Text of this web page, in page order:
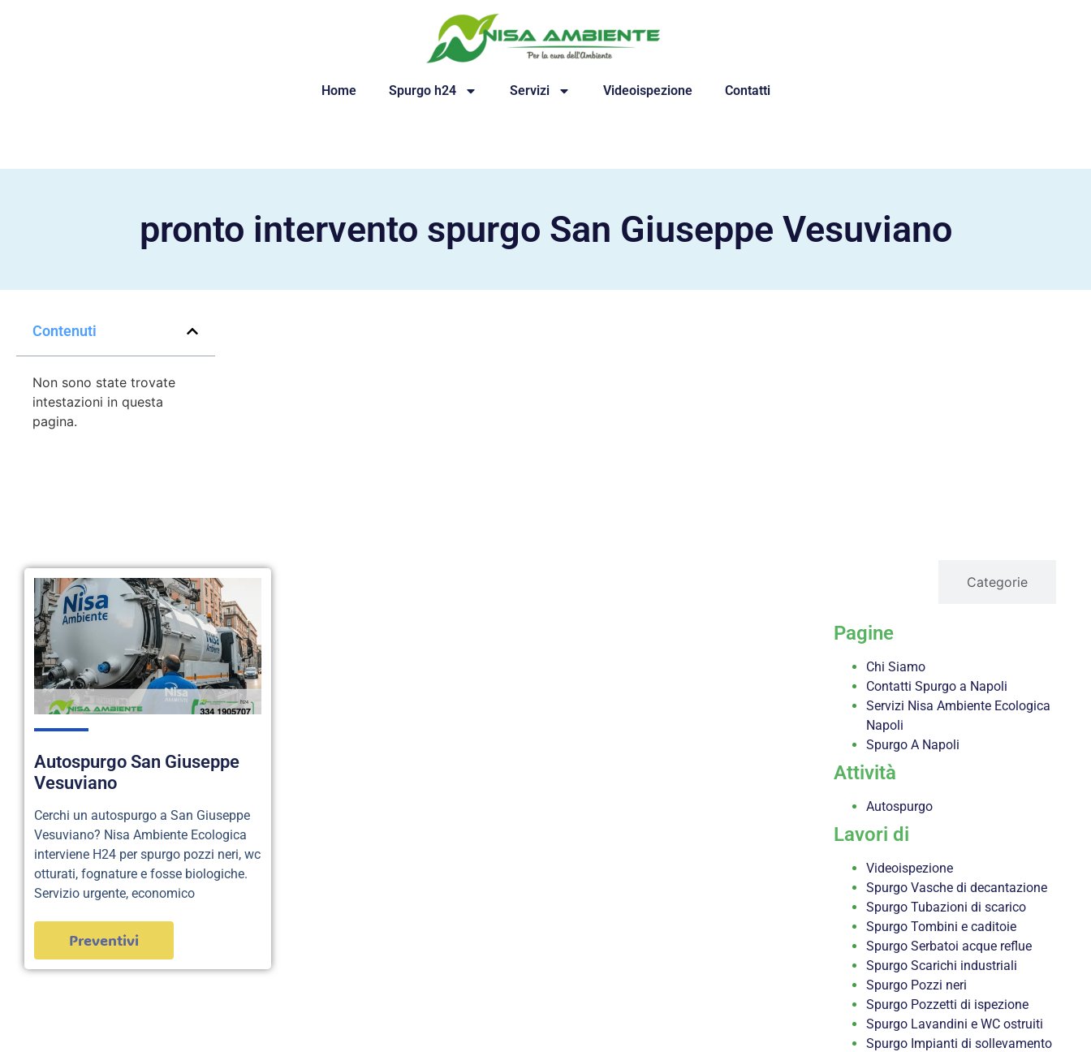
Home Spurgo h24 Servizi Videoispezione Contatti
pronto intervento spurgo San Giuseppe Vesuviano
Contenuti
Non sono state trovate
intestazioni in questa
pagina.
Autospurgo San Giuseppe
Vesuviano
Cerchi un autospurgo a San Giuseppe
Vesuviano? Nisa Ambiente Ecologica
interviene H24 per spurgo pozzi neri, wc
otturati, fognature e fosse biologiche.
Servizio urgente, economico
Preventivi
Categorie
Pagine
Chi Siamo
Contatti Spurgo a Napoli
Servizi Nisa Ambiente Ecologica
Napoli
Spurgo A Napoli
Attività
Autospurgo
Lavori di
Videoispezione
Spurgo Vasche di decantazione
Spurgo Tubazioni di scarico
Spurgo Tombini e caditoie
Spurgo Serbatoi acque reflue
Spurgo Scarichi industriali
Spurgo Pozzi neri
Spurgo Pozzetti di ispezione
Spurgo Lavandini e WC ostruiti
Spurgo Impianti di sollevamento